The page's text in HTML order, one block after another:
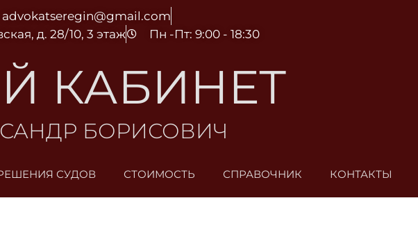
advokatseregin@gmail.com
д. 28/10, 3 этаж
Пн -Пт: 9:00 - 18:30
КАБИНЕТ
БОРИСОВИЧ
СУДОВ СТОИМОСТЬ СПРАВОЧНИК КОНТАКТЫ